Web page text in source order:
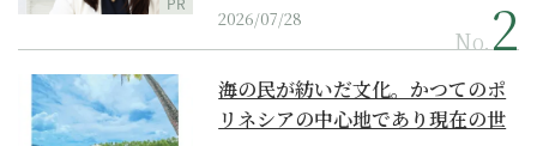
2026/07/28
No.
海の民が紡いだ文化。かつてのポ
リネシアの中心地であり現在の世